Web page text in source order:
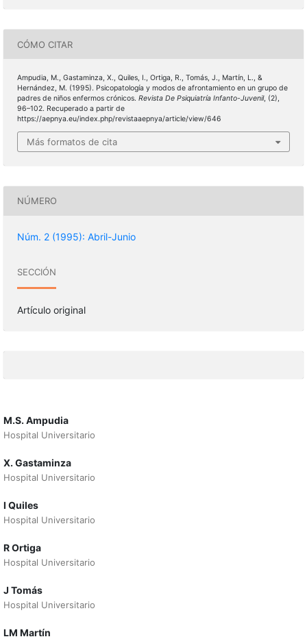
CÓMO CITAR
Ampudia, M., Gastaminza, X., Quiles, I., Ortiga, R., Tomás, J., Martín, L., &
Hernández, M. (1995). Psicopatología y modos de afrontamiento en un grupo de
padres de niños enfermos crónicos. Revista De Psiquiatría Infanto-Juvenil, (2),
96–102. Recuperado a partir de
https://aepnya.eu/index.php/revistaaepnya/article/view/646
Más formatos de cita
NÚMERO
Núm. 2 (1995): Abril-Junio
SECCIÓN
Artículo original
M.S. Ampudia
Hospital Universitario
X. Gastaminza
Hospital Universitario
I Quiles
Hospital Universitario
R Ortiga
Hospital Universitario
J Tomás
Hospital Universitario
LM Martín